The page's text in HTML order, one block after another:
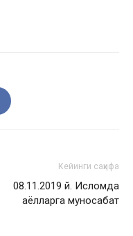
Кейинги саҳифа
08.11.2019 й. Исломда
аёлларга муносабат